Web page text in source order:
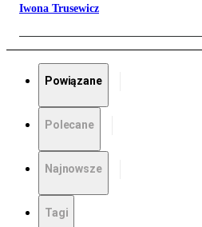
Iwona Trusewicz
Powiązane
Polecane
Najnowsze
Tagi